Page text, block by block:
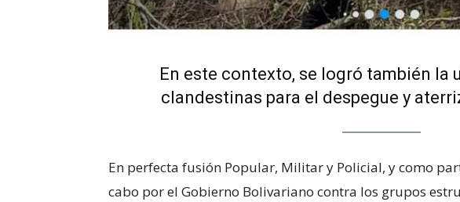
En este contexto, se logró también la
clandestinas para el despegue y
En perfecta fusión Popular, Militar y Policial, y como
cabo por el Gobierno Bolivariano contra los grupos